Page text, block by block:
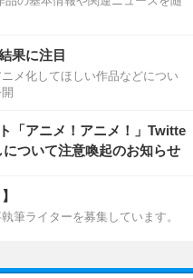
果に注目
メ化してほしい作品などについ
「アニメ！アニメ！」Twitte
ついて注意喚起のお知らせ
筆ライターを募集しています。